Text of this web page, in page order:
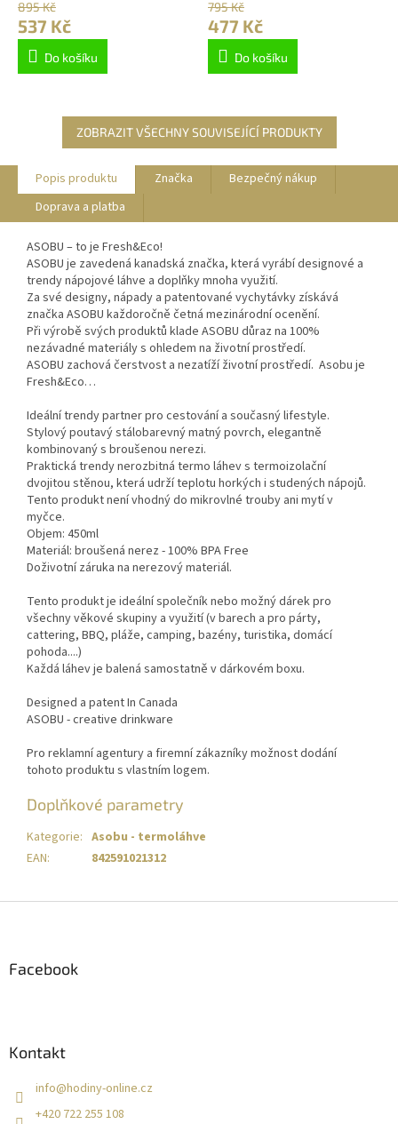
895 Kč
537 Kč
Do košíku
795 Kč
477 Kč
Do košíku
ZOBRAZIT VŠECHNY SOUVISEJÍCÍ PRODUKTY
Popis produktu Značka
Bezpečný nákup
Doprava a platba
ASOBU – to je Fresh&Eco!
ASOBU je zavedená kanadská značka, která vyrábí designové a
trendy nápojové láhve a doplňky mnoha využití.
Za své designy, nápady a patentované vychytávky získává
značka ASOBU každoročně četná mezinárodní ocenění.
Při výrobě svých produktů klade ASOBU důraz na 100%
nezávadné materiály s ohledem na životní prostředí.
ASOBU zachová čerstvost a nezatíží životní prostředí. Asobu je
Fresh&Eco…
Ideální trendy partner pro cestování a současný lifestyle.
Stylový poutavý stálobarevný matný povrch, elegantně
kombinovaný s broušenou nerezi.
Praktická trendy nerozbitná termo láhev s termoizolační
dvojitou stěnou, která udrží teplotu horkých i studených nápojů.
Tento produkt není vhodný do mikrovlné trouby ani mytí v
myčce.
Objem: 450ml
​Materiál: broušená nerez - 100% BPA Free
​Doživotní záruka na nerezový materiál.
Tento produkt je ideální společník nebo možný dárek pro
všechny věkové skupiny a využití (v barech a pro párty,
cattering, BBQ, pláže, camping, bazény, turistika, domácí
pohoda....)
Každá láhev je balená samostatně v dárkovém boxu.
Designed a patent In Canada
ASOBU - creative drinkware
Pro reklamní agentury a firemní zákazníky možnost dodání
tohoto produktu s vlastním logem.
Doplňkové parametry
Kategorie: Asobu - termoláhve
EAN: 842591021312
Facebook
Kontakt
info@hodiny-online.cz
+420 722 255 108